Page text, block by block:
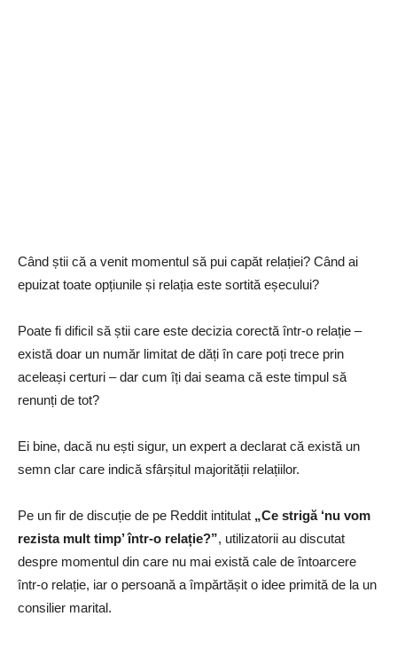
Când știi că a venit momentul să pui capăt relației? Când ai
epuizat toate opțiunile și relația este sortită eșecului?
Poate fi dificil să știi care este decizia corectă într-o relație –
există doar un număr limitat de dăți în care poți trece prin
aceleași certuri – dar cum îți dai seama că este timpul să
renunți de tot?
Ei bine, dacă nu ești sigur, un expert a declarat că există un
semn clar care indică sfârșitul majorității relațiilor.
Pe un fir de discuție de pe Reddit intitulat „Ce strigă ‘nu vom
rezista mult timp’ într-o relație?”, utilizatorii au discutat
despre momentul din care nu mai există cale de întoarcere
într-o relație, iar o persoană a împărtășit o idee primită de la un
consilier marital.